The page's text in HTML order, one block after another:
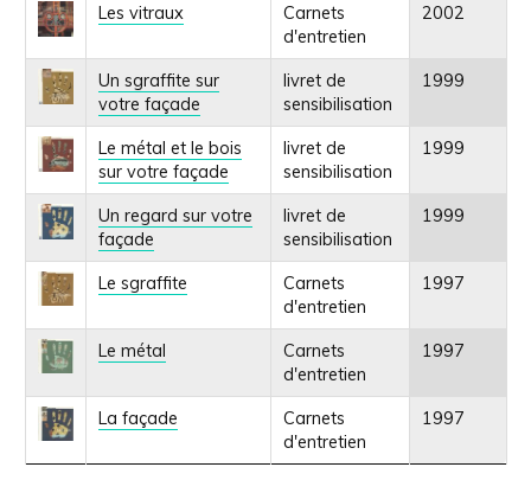
Les vitraux
Carnets
d'entretien
2002
Un sgraffite sur
votre façade
livret de
sensibilisation
1999
Le métal et le bois
sur votre façade
livret de
sensibilisation
1999
Un regard sur votre
façade
livret de
sensibilisation
1999
Le sgraffite
Carnets
d'entretien
1997
Le métal
Carnets
d'entretien
1997
La façade
Carnets
d'entretien
1997